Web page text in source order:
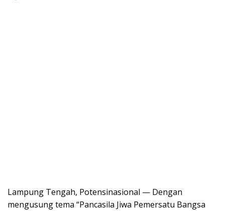
Lampung Tengah, Potensinasional — Dengan
mengusung tema “Pancasila Jiwa Pemersatu Bangsa